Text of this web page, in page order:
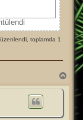
toplamda 1